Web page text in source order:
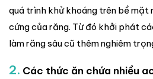
quá trình khử khoáng trên bề mặt
cứng của răng. Từ đó khởi phát
làm răng sâu cũ thêm nghiêm
2. Các thức ăn chứa nhiều